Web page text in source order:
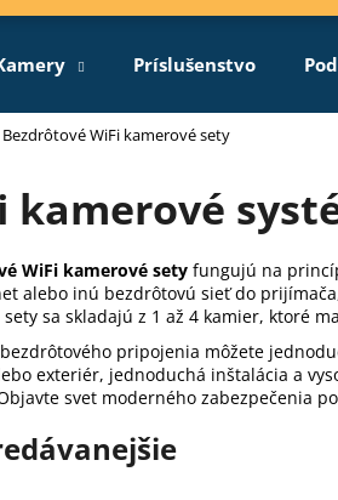
Príslušenstvo
Bezdrôtové WiFi kamerové sety
kamerové
WiFi kamerové sety fungujú na
alebo inú bezdrôtovú sieť do
sety sa skladajú z 1 až 4 kamier, ktoré
pripojenia môžete
exteriér, jednoduchá inštalácia a
svet moderného zabezpečenia
nájsť?
HĽADAŤ
Odporúčame